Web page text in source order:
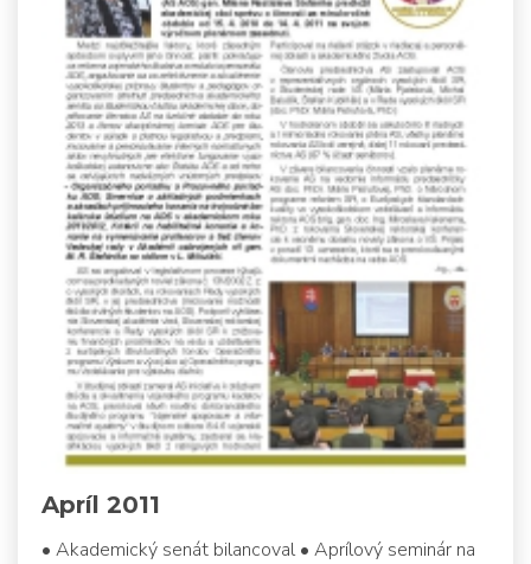
Apríl 2011
• Akademický senát bilancoval • Aprílový seminár na